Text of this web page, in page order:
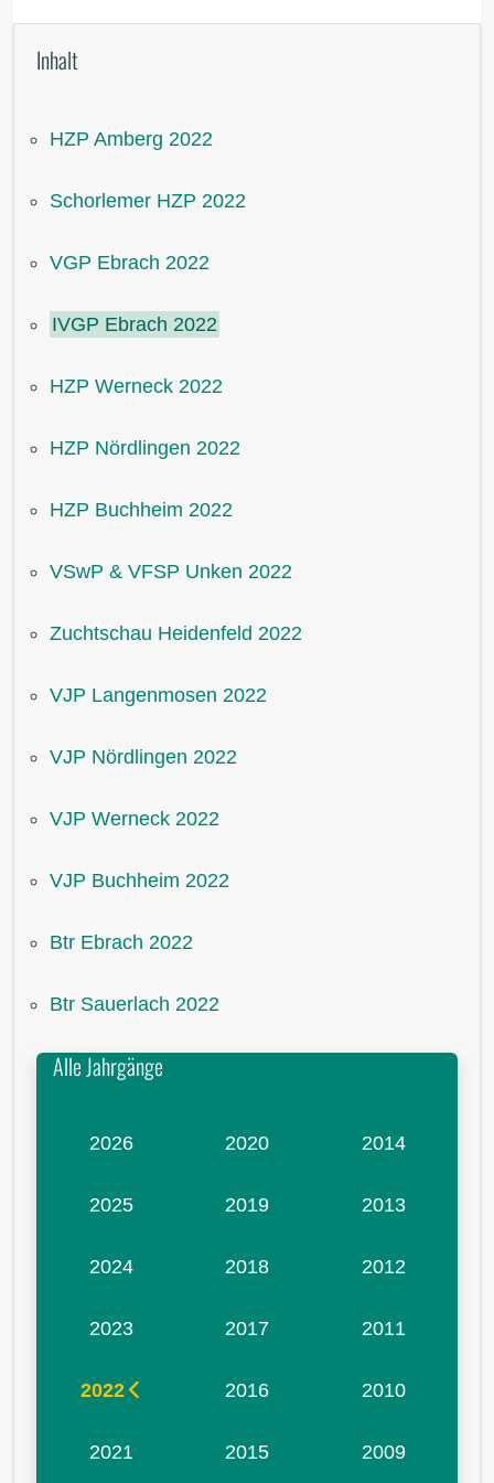
Inhalt
HZP Amberg 2022
Schorlemer HZP 2022
VGP Ebrach 2022
IVGP Ebrach 2022
HZP Werneck 2022
HZP Nördlingen 2022
HZP Buchheim 2022
VSwP & VFSP Unken 2022
Zuchtschau Heidenfeld 2022
VJP Langenmosen 2022
VJP Nördlingen 2022
VJP Werneck 2022
VJP Buchheim 2022
Btr Ebrach 2022
Btr Sauerlach 2022
Alle Jahrgänge
2026
2025
2024
2023
2022
2021
2020
2019
2018
2017
2016
2015
2014
2013
2012
2011
2010
2009